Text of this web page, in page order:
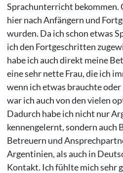
Sprachunterricht bekommen.
hier nach Anfängern und
wurden. Da ich schon etwas
ich den Fortgeschritten
habe ich auch direkt meine
eine sehr nette Frau, die ich
wenn ich etwas brauchte
war ich auch von den vielen
Dadurch habe ich nicht nur
kennengelernt, sondern auch
Betreuern und
Argentinien, als auch in
Kontakt. Ich fühlte mich sehr